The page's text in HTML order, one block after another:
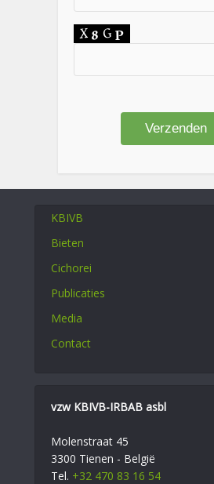
KBIVB
Bieten
Cichorei
Publicaties
Media
Contact
vzw KBIVB-IRBAB asbl
Molenstraat 45
3300 Tienen - België
Tel. +32 470 83 16 54